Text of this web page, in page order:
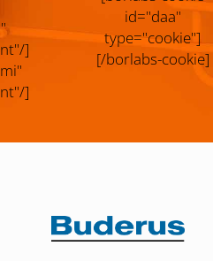
]
]
id="daa"
type="cookie"]
[/borlabs-cookie]